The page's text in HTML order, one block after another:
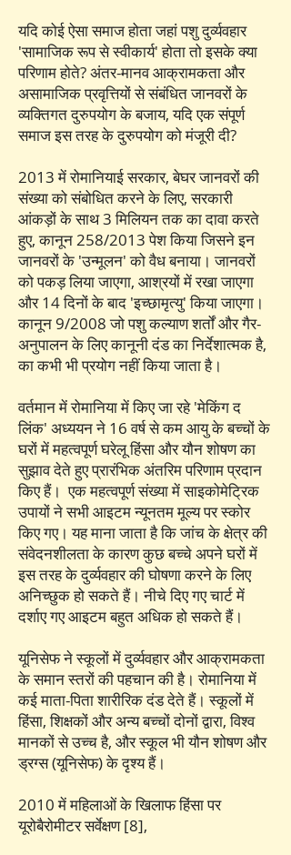
यदि कोई ऐसा समाज होता जहां पशु दुर्व्यवहार
'सामाजिक रूप से स्वीकार्य' होता तो इसके क्या
परिणाम होते? अंतर-मानव आक्रामकता और
असामाजिक प्रवृत्तियों से संबंधित जानवरों के
व्यक्तिगत दुरुपयोग के बजाय, यदि एक संपूर्ण
समाज इस तरह के दुरुपयोग को मंजूरी दी?
2013 में रोमानियाई सरकार, बेघर जानवरों की
संख्या को संबोधित करने के लिए, सरकारी
आंकड़ों के साथ 3 मिलियन तक का दावा करते
हुए, कानून 258/2013 पेश किया जिसने इन
जानवरों के 'उन्मूलन' को वैध बनाया। जानवरों
को पकड़ लिया जाएगा, आश्रयों में रखा जाएगा
और 14 दिनों के बाद 'इच्छामृत्यु' किया जाएगा।
कानून 9/2008 जो पशु कल्याण शर्तों और गैर-
अनुपालन के लिए कानूनी दंड का निर्देशात्मक है,
का कभी भी प्रयोग नहीं किया जाता है।
वर्तमान में रोमानिया में किए जा रहे 'मेकिंग द
लिंक' अध्ययन ने 16 वर्ष से कम आयु के बच्चों के
घरों में महत्वपूर्ण घरेलू हिंसा और यौन शोषण का
सुझाव देते हुए प्रारंभिक अंतरिम परिणाम प्रदान
किए हैं। एक महत्वपूर्ण संख्या में साइकोमेट्रिक
उपायों ने सभी आइटम न्यूनतम मूल्य पर स्कोर
किए गए। यह माना जाता है कि जांच के क्षेत्र की
संवेदनशीलता के कारण कुछ बच्चे अपने घरों में
इस तरह के दुर्व्यवहार की घोषणा करने के लिए
अनिच्छुक हो सकते हैं। नीचे दिए गए चार्ट में
दर्शाए गए आइटम बहुत अधिक हो सकते हैं।
यूनिसेफ ने स्कूलों में दुर्व्यवहार और आक्रामकता
के समान स्तरों की पहचान की है। रोमानिया में
कई माता-पिता शारीरिक दंड देते हैं। स्कूलों में
हिंसा, शिक्षकों और अन्य बच्चों दोनों द्वारा, विश्व
मानकों से उच्च है, और स्कूल भी यौन शोषण और
ड्रग्स (यूनिसेफ) के दृश्य हैं।
2010 में महिलाओं के खिलाफ हिंसा पर
यूरोबैरोमीटर सर्वेक्षण [8],